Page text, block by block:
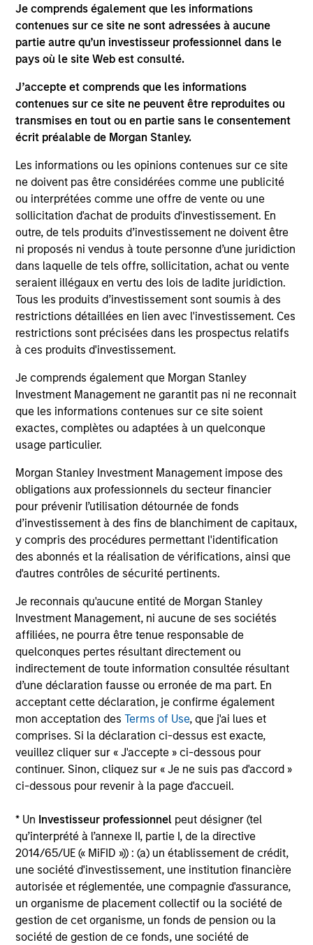
Je comprends également que les informations
contenues sur ce site ne sont adressées à aucune
partie autre qu’un investisseur professionnel dans le
pays où le site Web est consulté.
J’accepte et comprends que les informations
contenues sur ce site ne peuvent être reproduites ou
transmises en tout ou en partie sans le consentement
écrit préalable de Morgan Stanley.
Les informations ou les opinions contenues sur ce site
ne doivent pas être considérées comme une publicité
ou interprétées comme une offre de vente ou une
sollicitation d'achat de produits d'investissement. En
outre, de tels produits d’investissement ne doivent être
ni proposés ni vendus à toute personne d’une juridiction
dans laquelle de tels offre, sollicitation, achat ou vente
seraient illégaux en vertu des lois de ladite juridiction.
Tous les produits d’investissement sont soumis à des
restrictions détaillées en lien avec l'investissement. Ces
restrictions sont précisées dans les prospectus relatifs
à ces produits d'investissement.
Je comprends également que Morgan Stanley
Investment Management ne garantit pas ni ne reconnait
que les informations contenues sur ce site soient
exactes, complètes ou adaptées à un quelconque
usage particulier.
Morgan Stanley Investment Management impose des
obligations aux professionnels du secteur financier
pour prévenir l’utilisation détournée de fonds
d’investissement à des fins de blanchiment de capitaux,
y compris des procédures permettant l'identification
des abonnés et la réalisation de vérifications, ainsi que
d'autres contrôles de sécurité pertinents.
Je reconnais qu'aucune entité de Morgan Stanley
Investment Management, ni aucune de ses sociétés
affiliées, ne pourra être tenue responsable de
quelconques pertes résultant directement ou
indirectement de toute information consultée résultant
d’une déclaration fausse ou erronée de ma part. En
acceptant cette déclaration, je confirme également
mon acceptation desTerms of Use, que j'ai lues et
comprises. Si la déclaration ci-dessus est exacte,
veuillez cliquer sur « J'accepte » ci-dessous pour
continuer. Sinon, cliquez sur « Je ne suis pas d'accord »
ci-dessous pour revenir à la page d'accueil.
* Un Investisseur professionnel peut désigner (tel
qu’interprété à l’annexe II, partie I, de la directive
2014/65/UE (« MiFID »)) : (a) un établissement de crédit,
une société d'investissement, une institution financière
autorisée et réglementée, une compagnie d'assurance,
un organisme de placement collectif ou la société de
gestion de cet organisme, un fonds de pension ou la
société de gestion de ce fonds, une société de
processus de recherche ESG exclusif qui applique
les principes de Calvert en matière
d’investissement responsable. Ce faisant, le fonds
promeut la durabilité environnementale et
l’utilisation efficace des ressources, des sociétés
équitables et le respect des droits de l’homme,
ainsi qu’une gouvernance responsable et des
opérations transparentes. Le fonds s’est engagé à
atteindre une intensité carbone inférieure à celle
de l’indice Bloomberg Euro Aggregate Corporate
Bond et il s’efforcera de réduire de moitié son
intensité carbone d’ici 2030, par rapport à la fin
de l’année 2020.
La valeur des investissements et les revenus qui
en découlent varieront et rien ne garantit que le
Fonds atteigne ses objectifs d’investissement.
Caractéristiques du fonds
V.L. et Performance
indicateur fiable des résultats futurs. Les
rendements peuvent augmenter ou diminuer en
raison des fluctuations de change. Tous les
calculs des données de performance sont basés
sur une comparaison de la VL, sont exprimés nets
de frais et ne prennent pas en compte les
commissions et coûts relatifs à l’émission et au
rachat de parts. La source de toutes les données
relatives aux performances et aux indices est
Morgan Stanley Investment Management.Merci
de cliquer icipour obtenir des informations
complémentaires sur les performances et autres
éléments importants, qui doivent être lus
attentivement.
Lesfrais courantsreflètent les payements et frais
engagés lors du fonctionnement du fonds et sont déduits
des actifs du fonds pour la période. Ils incluent les
commissions et frais de gestion, dépôt et
d’administration.